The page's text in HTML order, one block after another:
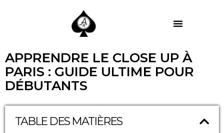
APPRENDRE LE CLOSE UP À
PARIS : GUIDE ULTIME POUR
DÉBUTANTS
TABLE DES MATIÈRES